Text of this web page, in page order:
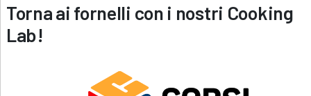
Torna ai fornelli con i nostri Cooking
Lab!